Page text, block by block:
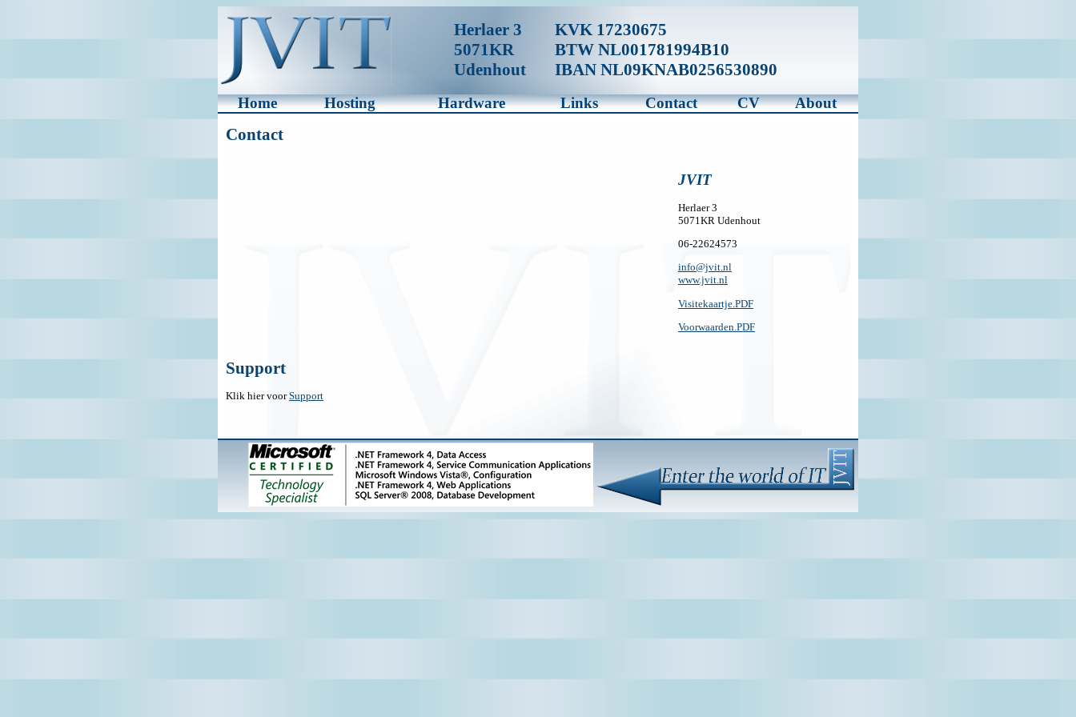
Herlaer 3
5071KR
Udenhout
KVK 17230675
BTW NL001781994B10
IBAN NL09KNAB0256530890
Home Hosting Hardware Links Contact CV About
Contact
JVIT
Herlaer 3
5071KR Udenhout
06-22624573
info@jvit.nl
www.jvit.nl
Visitekaartje.PDF
Voorwaarden.PDF
Support
Klik hier voorSupport